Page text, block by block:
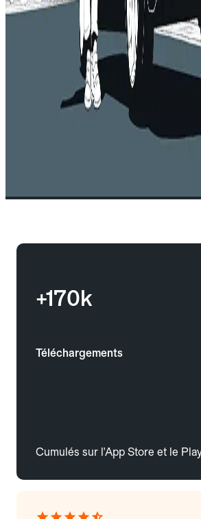
+170k
Téléchargements
Cumulés sur l'App Store et le